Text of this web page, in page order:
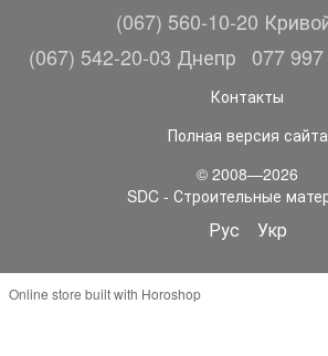
(067) 560-10-20
(067) 542-20-03 Днепр
077
Контакты
Полная версия сайта
© 2008—2026
SDC - Строительные
Рус Укр
Online store built with Horoshop